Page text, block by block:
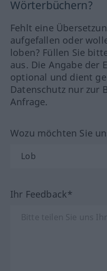
Wörterbüchern?
Fehlt eine
aufgefallen oder
loben? Füllen Sie
aus. Die Angabe der
optional und dient
Datenschutz nur zur
Anfrage.
Wozu möchten Sie
Ihr Feedback*